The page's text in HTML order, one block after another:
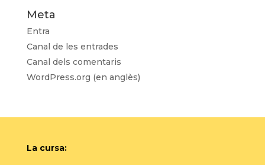
Meta
Entra
Canal de les entrades
Canal dels comentaris
WordPress.org (en anglès)
La cursa: